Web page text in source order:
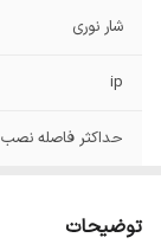
شار نوری
ip
حداکثر فاصله نصب
توضیحات